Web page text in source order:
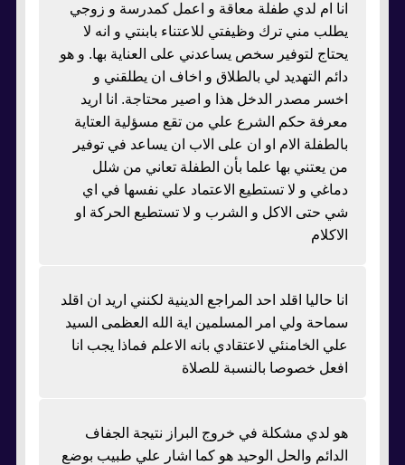
انا ام لدي طفلة معاقة و اعمل كمدرسة و زوجي
يطلب مني ترك وظيفتي للاعتناء بابنتي و انه لا
يحتاج لتوفير سخص يساعدني على العناية بها. و هو
دائم التهديد لي بالطلاق و اخاف ان يطلقني و
اخسر مصدر الدخل هذا و اصير محتاجة. انا اريد
معرفة حكم الشرع علي من تقع مسؤلية العتاية
بالطفلة الام او ان على الاب ان يساعد في توفير
من يعتني بها علما بأن الطفلة تعاني من شلل
دماغي و لا تستطيع الاعتماد علي نفسها في اي
شي حتى الاكل و الشرب و لا تستطيع الحركة او
الاكلام
انا حاليا اقلد احد المراجع الدينية لكنني اريد ان اقلد
سماحة ولي امر المسلمين اية الله العظمى السيد
علي الخامنئي لاعتقادي بانه الاعلم فماذا يجب انا
افعل خصوصا بالنسبة للصلاة
هو لدي مشكلة في خروج البراز نتيجة الجفاف
الدائم والحل الوحيد هو كما اشار علي طبيب بوضع